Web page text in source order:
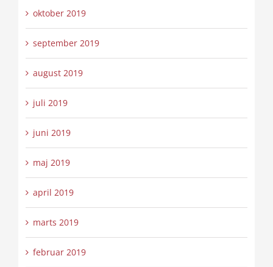
oktober 2019
september 2019
august 2019
juli 2019
juni 2019
maj 2019
april 2019
marts 2019
februar 2019